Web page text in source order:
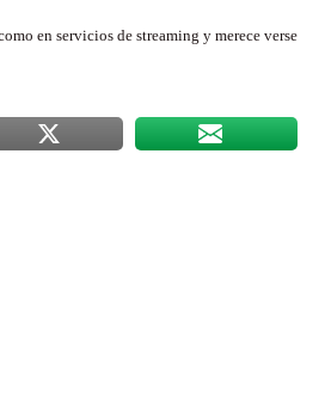
en servicios de streaming y merece verse